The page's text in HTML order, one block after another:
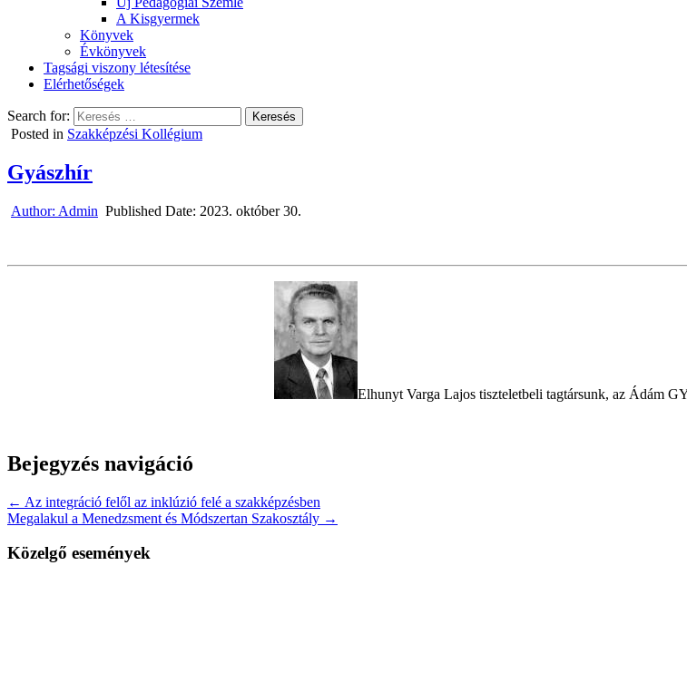
A Kisgyermek
Könyvek
Évkönyvek
Tagsági viszony létesítése
Elérhetőségek
Search for:
Posted in Szakképzési Kollégium
Gyászhír
Author: Admin Published Date: 2023. október 30.
Elhunyt Varga Lajos tiszteletbeli tagtársunk, az Ádám
Bejegyzés navigáció
← Az integráció felől az inklúzió felé a szakképzésben
Megalakul a Menedzsment és Módszertan Szakosztály →
Közelgő események